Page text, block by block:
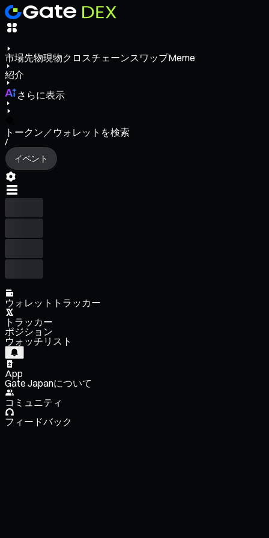
市場先物現物クロスチェーンスワップMeme
紹介
さらに表示
トークン／ウォレットを検索
/
イベント
ウォレットトラッカー
トラッカー
ポジション
ウォッチリスト
App
Gate Japanについて
コミュニティ
フィードバック